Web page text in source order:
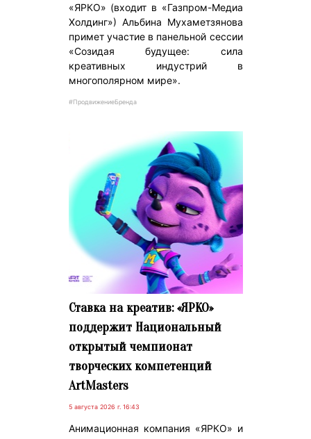
«ЯРКО» (входит в «Газпром-Медиа
Холдинг») Альбина Мухаметзянова
примет участие в панельной сессии
«Созидая будущее: сила
креативных индустрий в
многополярном мире».
#ПродвижениеБренда
Ставка на креатив: «ЯРКО»
поддержит Национальный
открытый чемпионат
творческих компетенций
ArtMasters
5 августа 2026 г. 16:43
Анимационная компания «ЯРКО» и